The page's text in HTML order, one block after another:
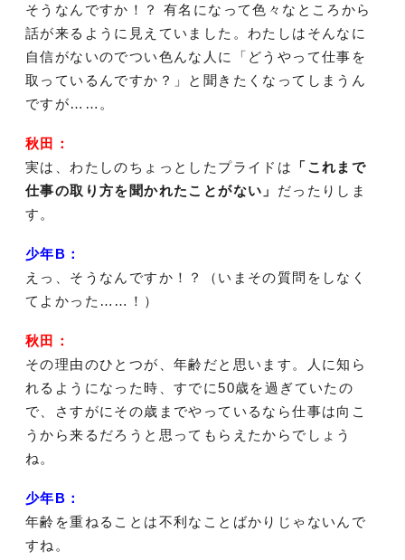
そうなんですか！？ 有名になって色々なところから
話が来るように見えていました。わたしはそんなに
自信がないのでつい色んな人に「どうやって仕事を
取っているんですか？」と聞きたくなってしまうん
ですが……。
秋田：
実は、わたしのちょっとしたプライドは
「これまで
仕事の取り方を聞かれたことがない」 だったりしま
す。
少年B：
えっ、そうなんですか！？（いまその質問をしなく
てよかった……！）
秋田：
その理由のひとつが、年齢だと思います。人に知ら
れるようになった時、すでに50歳を過ぎていたの
で、さすがにその歳までやっているなら仕事は向こ
うから来るだろうと思ってもらえたからでしょう
ね。
少年B：
年齢を重ねることは不利なことばかりじゃないんで
すね。